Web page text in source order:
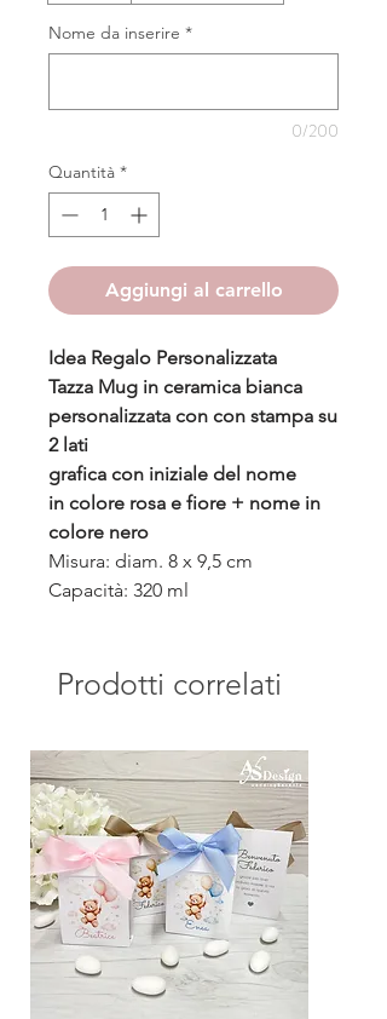
Nome da inserire *
0/200
Quantità *
Aggiungi al carrello
Idea Regalo Personalizzata
Tazza Mug in ceramica bianca
personalizzata con con stampa su
2 lati
grafica con iniziale del nome
in colore rosa e fiore + nome in
colore nero
Misura: diam. 8 x 9,5 cm
Capacità: 320 ml
Prodotti correlati